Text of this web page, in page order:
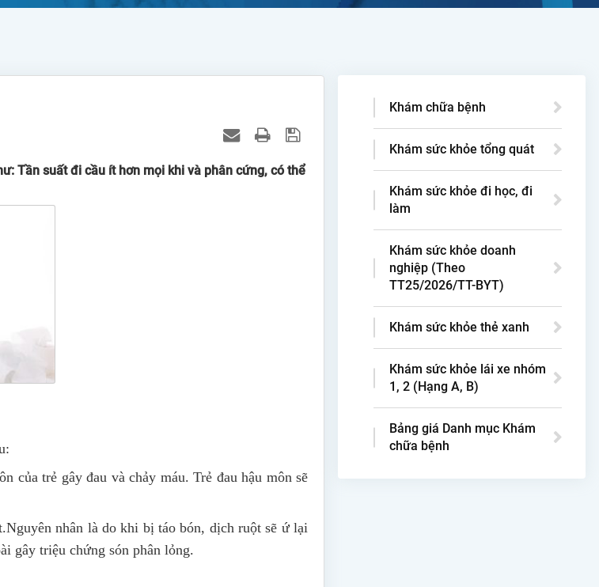
Tần suất đi cầu ít hơn mọi khi và phân cứng, có thể
của trẻ gây đau và chảy máu. Trẻ đau hậu môn sẽ
nhân là do khi bị táo bón, dịch ruột sẽ ứ lại
gây triệu chứng són phân lỏng.
Khám chữa bệnh
Khám sức khỏe tổng quát
Khám sức khỏe đi học, đi
làm
Khám sức khỏe doanh
nghiệp (Theo
TT25/2026/TT-BYT)
Khám sức khỏe thẻ xanh
Khám sức khỏe lái xe nhóm
1, 2 (Hạng A, B)
Bảng giá Danh mục Khám
chữa bệnh